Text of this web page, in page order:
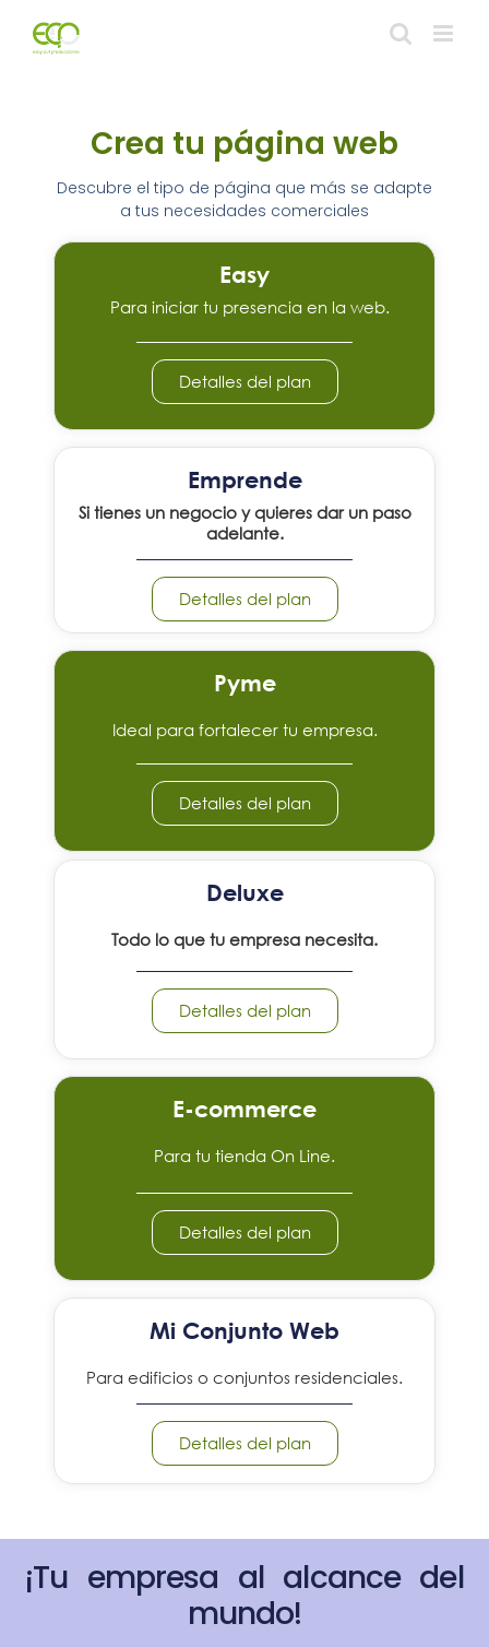
Crea tu página web
Descubre el tipo de página que más se adapte
a tus necesidades comerciales
Easy
Para iniciar tu presencia en la web.
Detalles del plan
Emprende
Si tienes un negocio yquieres dar un paso
adelante.
Detalles del plan
Pyme
Ideal para fortalecer tu empresa.
Detalles del plan
Deluxe
Todo lo que tu empresa necesita.
Detalles del plan
E-commerce
Para tu tienda On Line.
Detalles del plan
Mi Conjunto Web
Para edificios o conjuntos residenciales.
Detalles del plan
¡Tu empresa al alcance del
mundo!